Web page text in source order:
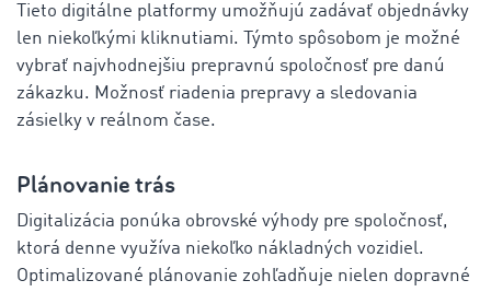
Tieto digitálne platformy umožňujú zadávať objednávky
len niekoľkými kliknutiami. Týmto spôsobom je možné
vybrať najvhodnejšiu prepravnú spoločnosť pre danú
zákazku. Možnosť riadenia prepravy a sledovania
zásielky v reálnom čase.
Plánovanie trás
Digitalizácia ponúka obrovské výhody pre spoločnosť,
ktorá denne využíva niekoľko nákladných vozidiel.
Optimalizované plánovanie zohľadňuje nielen dopravné